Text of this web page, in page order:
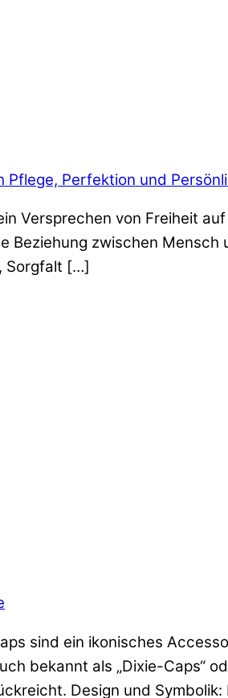
Perfektion und
Versprechen von Freiheit
zwischen
Sorgfalt […]
sind ein ikonisches
bekannt als „Dixie-Caps“
Design und